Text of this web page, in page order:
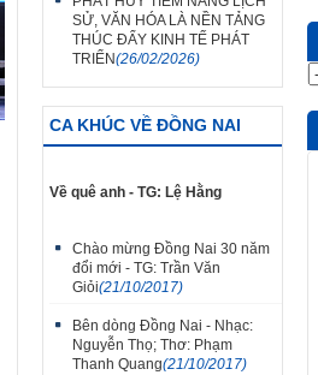
SỬ, VĂN HÓA LÀ NỀN TẢNG
THÚC ĐẨY KINH TẾ PHÁT
TRIỂN(26/02/2026)
CA KHÚC VỀ ĐỒNG NAI
Về quê anh - TG: Lệ Hằng
Chào mừng Đồng Nai 30 năm
đổi mới - TG: Trần Văn
Giỏi(21/10/2017)
Bên dòng Đồng Nai - Nhạc:
Nguyễn Thọ; Thơ: Phạm
Thanh Quang(21/10/2017)